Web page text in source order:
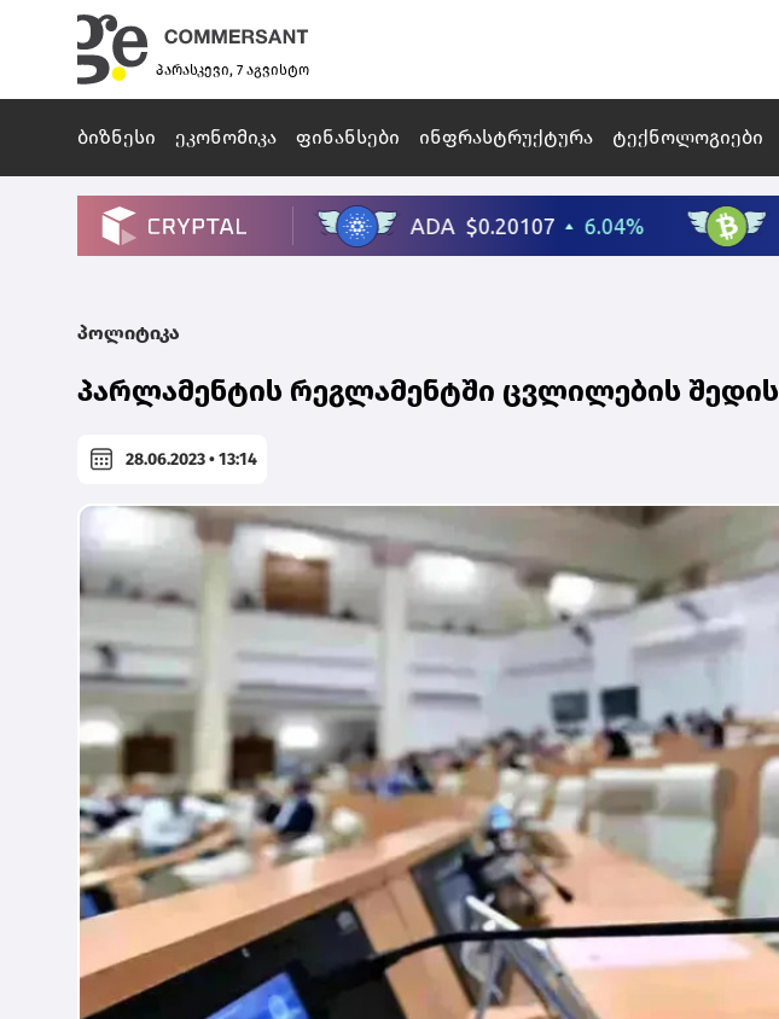
პარასკევი, 7 აგვისტო
ბიზნესი ეკონომიკა ფინანსები ინფრასტრუქტურა ტექნოლოგიები
პოლიტიკა
პარლამენტის რეგლამენტში ცვლილების შედის
28.06.2023 • 13:14